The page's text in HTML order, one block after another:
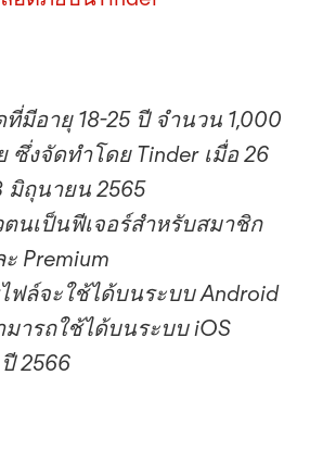
มีอายุ 18-25 ปี จำนวน 1,000
ซึ่งจัดทำโดย Tinder เมื่อ 26
มิถุนายน 2565
นเป็นฟีเจอร์สำหรับสมาชิก
Premium
ฟล์จะใช้ได้บนระบบ Android
ารถใช้ได้บนระบบ iOS
2566